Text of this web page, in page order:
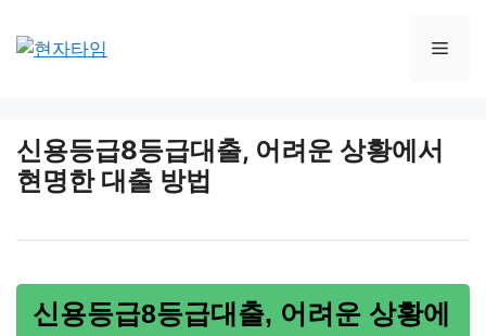
신용등급8등급대출, 어려운 상황에서
현명한 대출 방법
신용등급8등급대출, 어려운 상황에